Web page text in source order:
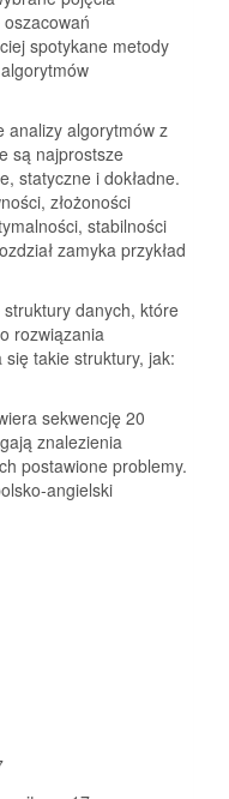
spotykane metody
analizy algorytmów z
są najprostsze
statyczne i dokładne.
złożoności
stabilności
zamyka przykład
danych, które
rozwiązania
takie struktury, jak:
sekwencję 20
znalezienia
postawione problemy.
angielski